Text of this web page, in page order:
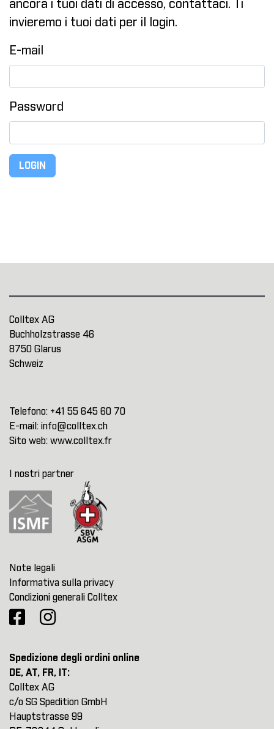
ancora i tuoi dati di accesso, contattaci. Ti
invieremo i tuoi dati per il login.
E-mail
Password
LOGIN
Colltex AG
Buchholzstrasse 46
8750 Glarus
Schweiz
Telefono: +41 55 645 60 70
E-mail: info@colltex.ch
Sito web: www.colltex.fr
I nostri partner
Note legali
Informativa sulla privacy
Condizioni generali Colltex
Spedizione degli ordini online
DE, AT, FR, IT:
Colltex AG
c/o SG Spedition GmbH
Hauptstrasse 99